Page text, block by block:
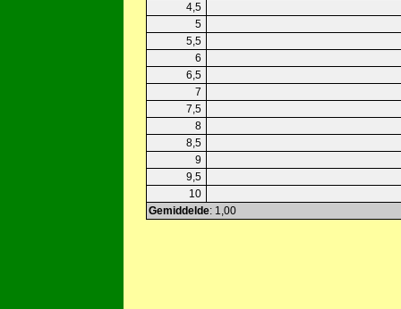
4,5
5
5,5
6
6,5
7
7,5
8
8,5
9
9,5
10
Gemiddelde: 1,00